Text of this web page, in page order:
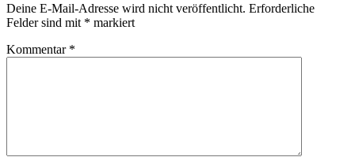
Deine E-Mail-Adresse wird nicht veröffentlicht. Erforderliche
Felder sind mit * markiert
Kommentar *